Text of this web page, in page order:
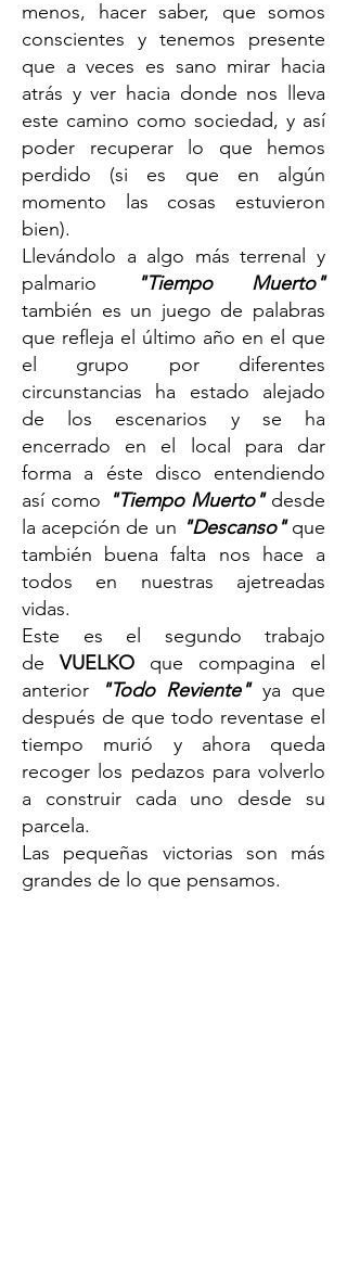
menos, hacer saber, que somos
conscientes y tenemos presente
que a veces es sano mirar hacia
atrás y ver hacia donde nos lleva
este camino como sociedad, y así
poder recuperar lo que hemos
perdido (si es que en algún
momento las cosas estuvieron
bien).
Llevándolo a algo más terrenal y
palmario
"Tiempo Muerto"
también es un juego de palabras
que refleja el último año en el que
el grupo por diferentes
circunstancias ha estado alejado
de los escenarios y se ha
encerrado en el local para dar
forma a éste disco entendiendo
así como "Tiempo Muerto"desde
la acepción de un "Descanso"que
también buena falta nos hace a
todos en nuestras ajetreadas
vidas.
Este es el segundo trabajo
de VUELKO que compagina el
anterior
"Todo Reviente" ya que
después de que todo reventase el
tiempo murió y ahora queda
recoger los pedazos para volverlo
a construir cada uno desde su
parcela.
Las pequeñas victorias son más
grandes de lo que pensamos.